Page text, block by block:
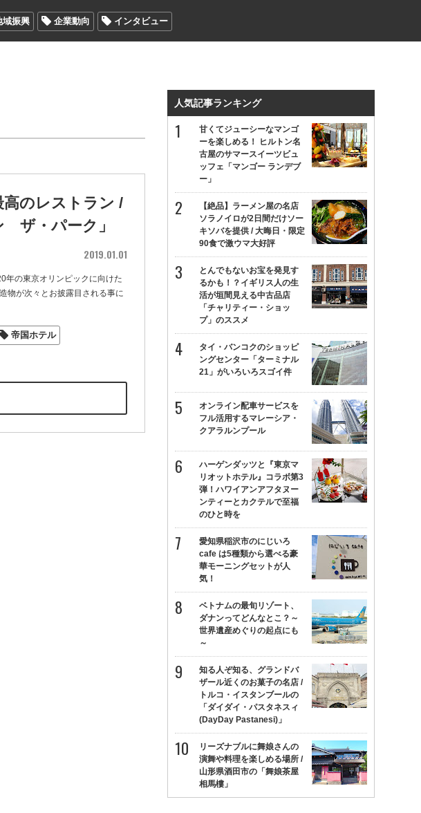
域振興 企業動向 インタビュー
高のレストラン /
ザ・パーク」
2019.01.01
年の東京オリンピックに向けた
物が次々とお披露目される事に
帝国ホテル
人気記事ランキング
甘くてジューシーなマンゴ
ーを楽しめる！ ヒルトン名
古屋のサマースイーツビュ
ッフェ「マンゴー ランデブ
ー」
【絶品】ラーメン屋の名店
ソラノイロが2日間だけソー
キソバを提供 / 大晦日・限定
90食で激ウマ大好評
とんでもないお宝を発見す
るかも！？イギリス人の生
活が垣間見える中古品店
「チャリティー・ショッ
プ」のススメ
タイ・バンコクのショッピ
ングセンター「ターミナル
21」がいろいろスゴイ件
オンライン配車サービスを
フル活用するマレーシア・
クアラルンプール
ハーゲンダッツと『東京マ
リオットホテル』コラボ第3
弾！ハワイアンアフタヌー
ンティーとカクテルで至福
のひと時を
愛知県稲沢市のにじいろ
cafe は5種類から選べる豪
華モーニングセットが人
気！
ベトナムの最旬リゾート、
ダナンってどんなとこ？～
世界遺産めぐりの起点にも
～
知る人ぞ知る、グランドバ
ザール近くのお菓子の名店 /
トルコ・イスタンブールの
「ダイダイ・パスタネスィ
(DayDay Pastanesi)」
リーズナブルに舞娘さんの
演舞や料理を楽しめる場所 /
山形県酒田市の「舞娘茶屋
相馬樓」